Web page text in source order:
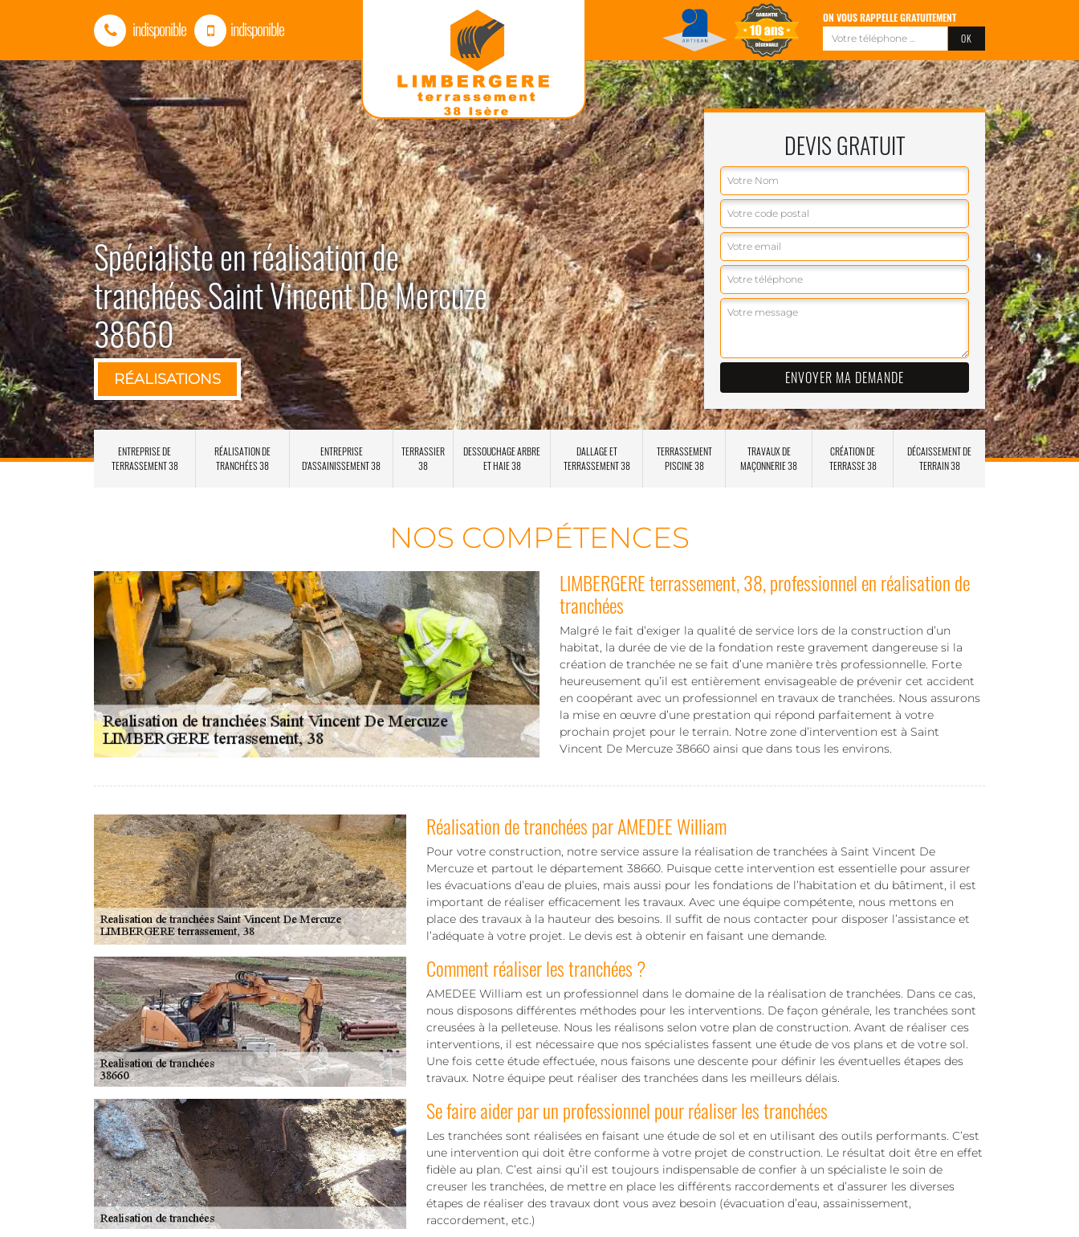
indisponible indisponible ON VOUS RAPPELLE GRATUITEMENT
Spécialiste en réalisation de
tranchées Saint Vincent De Mercuze
38660
RÉALISATIONS
DEVIS GRATUIT
ENTREPRISE DE
TERRASSEMENT 38
RÉALISATION DE
TRANCHÉES 38
ENTREPRISE
D'ASSAINISSEMENT 38
TERRASSIER
38
DESSOUCHAGE ARBRE
ET HAIE 38
DALLAGE ET
TERRASSEMENT 38
TERRASSEMENT
PISCINE 38
TRAVAUX DE
MAÇONNERIE 38
CRÉATION DE
TERRASSE 38
DÉCAISSEMENT DE
TERRAIN 38
NOS COMPÉTENCES
LIMBERGERE terrassement, 38, professionnel en réalisation de
tranchées
Malgré le fait d’exiger la qualité de service lors de la construction d’un
habitat, la durée de vie de la fondation reste gravement dangereuse si la
création de tranchée ne se fait d’une manière très professionnelle. Forte
heureusement qu’il est entièrement envisageable de prévenir cet accident
en coopérant avec un professionnel en travaux de tranchées. Nous assurons
la mise en œuvre d’une prestation qui répond parfaitement à votre
prochain projet pour le terrain. Notre zone d’intervention est à Saint
Vincent De Mercuze 38660 ainsi que dans tous les environs.
Réalisation de tranchées par AMEDEE William
Pour votre construction, notre service assure la réalisation de tranchées à Saint Vincent De
Mercuze et partout le département 38660. Puisque cette intervention est essentielle pour assurer
les évacuations d’eau de pluies, mais aussi pour les fondations de l’habitation et du bâtiment, il est
important de réaliser efficacement les travaux. Avec une équipe compétente, nous mettons en
place des travaux à la hauteur des besoins. Il suffit de nous contacter pour disposer l’assistance et
l’adéquate à votre projet. Le devis est à obtenir en faisant une demande.
Comment réaliser les tranchées ?
AMEDEE William est un professionnel dans le domaine de la réalisation de tranchées. Dans ce cas,
nous disposons différentes méthodes pour les interventions. De façon générale, les tranchées sont
creusées à la pelleteuse. Nous les réalisons selon votre plan de construction. Avant de réaliser ces
interventions, il est nécessaire que nos spécialistes fassent une étude de vos plans et de votre sol.
Une fois cette étude effectuée, nous faisons une descente pour définir les éventuelles étapes des
travaux. Notre équipe peut réaliser des tranchées dans les meilleurs délais.
Se faire aider par un professionnel pour réaliser les tranchées
Les tranchées sont réalisées en faisant une étude de sol et en utilisant des outils performants. C’est
une intervention qui doit être conforme à votre projet de construction. Le résultat doit être en effet
fidèle au plan. C’est ainsi qu’il est toujours indispensable de confier à un spécialiste le soin de
creuser les tranchées, de mettre en place les différents raccordements et d’assurer les diverses
étapes de réaliser des travaux dont vous avez besoin (évacuation d’eau, assainissement,
raccordement, etc.)